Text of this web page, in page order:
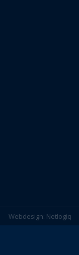
Webdesign: Netlogiq